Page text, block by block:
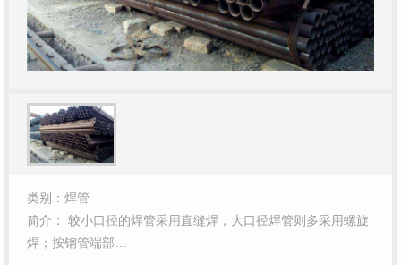
类别：焊管
简介： 较小口径的焊管采用直缝焊，大口径焊管则多采用螺旋
焊；按钢管端部…